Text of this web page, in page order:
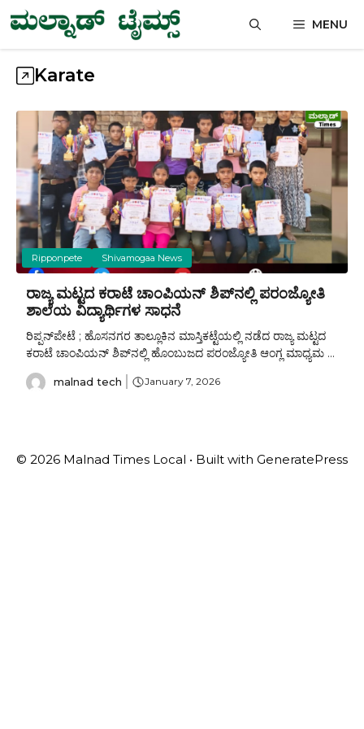
Skip
to
content
MENU
Karate
Ripponpete Shivamogaa News
ರಾಜ್ಯ ಮಟ್ಟದ ಕರಾಟೆ ಚಾಂಪಿಯನ್ ಶಿಪ್‌ನಲ್ಲಿ ಪರಂಜ್ಯೋತಿ
ಶಾಲೆಯ ವಿದ್ಯಾರ್ಥಿಗಳ ಸಾಧನೆ
ರಿಪ್ಪನ್‌ಪೇಟೆ ; ಹೊಸನಗರ ತಾಲ್ಲೂಕಿನ ಮಾಸ್ತಿಕಟ್ಟೆಯಲ್ಲಿ ನಡೆದ ರಾಜ್ಯ ಮಟ್ಟದ
ಕರಾಟೆ ಚಾಂಪಿಯನ್ ಶಿಪ್‌ನಲ್ಲಿ ಹೊಂಬುಜದ ಪರಂಜ್ಯೋತಿ ಆಂಗ್ಲ ಮಾಧ್ಯಮ ...
malnad tech January 7, 2026
© 2026 Malnad Times Local • Built with GeneratePress